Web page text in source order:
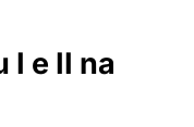
I e II na